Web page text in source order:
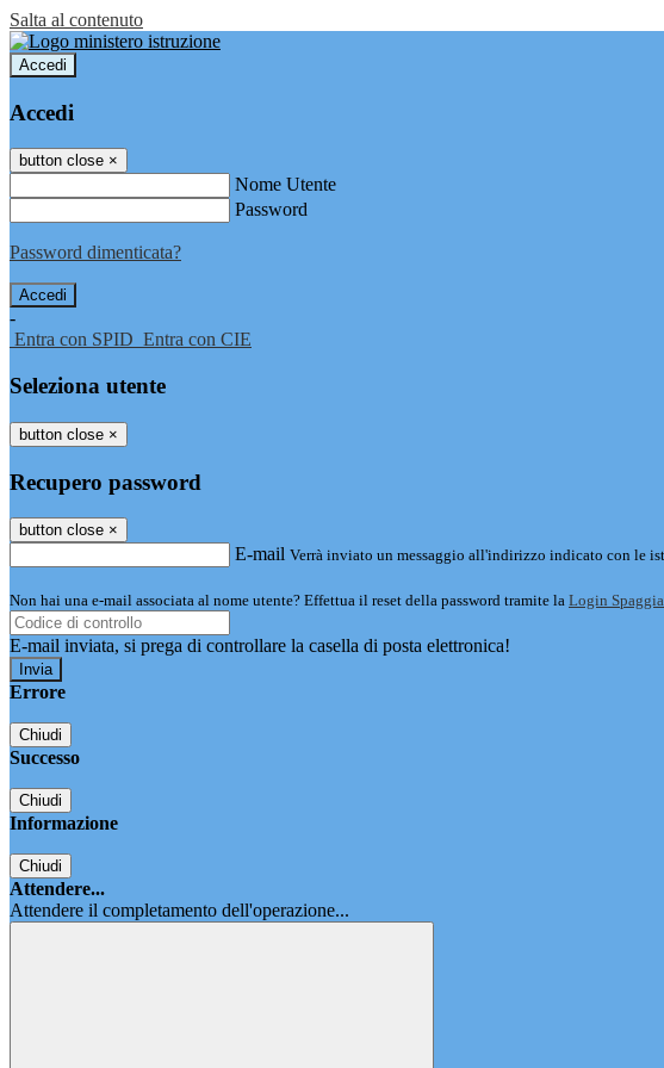
Salta al contenuto
Accedi
Accedi
button close ×
Nome Utente
Password
Password dimenticata?
-
Entra con SPID Entra con CIE
Seleziona utente
button close ×
Recupero password
button close ×
E-mail Verrà inviato un messaggio all'indirizzo indicato con le
Non hai una e-mail associata al nome utente? Effettua il reset della password tramite la Login
E-mail inviata, si prega di controllare la casella di posta elettronica!
Errore
Chiudi
Successo
Chiudi
Informazione
Chiudi
Attendere...
Attendere il completamento dell'operazione...